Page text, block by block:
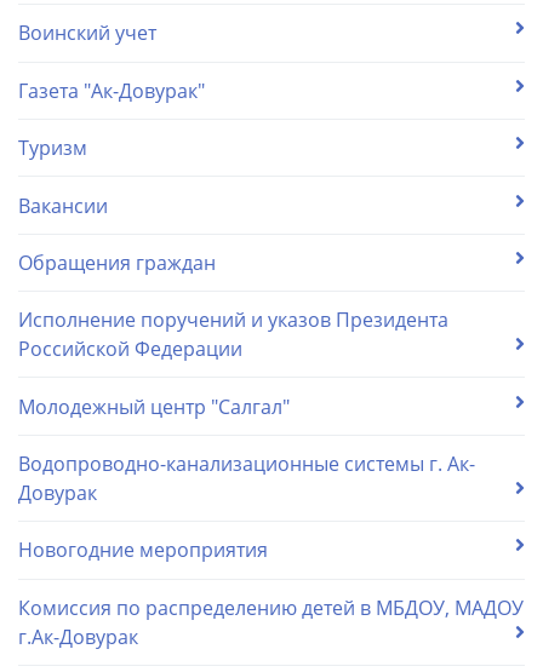
Воинский учет
Газета "Ак-Довурак"
Туризм
Вакансии
Обращения граждан
Исполнение поручений и указов Президента
Российской Федерации
Молодежный центр "Салгал"
Водопроводно-канализационные системы г. Ак-
Довурак
Новогодние мероприятия
Комиссия по распределению детей в МБДОУ, МАДОУ
г.Ак-Довурак